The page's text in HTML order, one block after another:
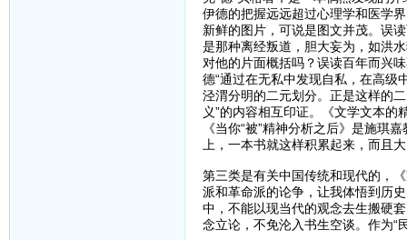
伊德的把握远远超过心理学和医学
新鲜的图片，可说是图文并茂。误
是那种离经叛道，胆大妄为，如洪
对他的片面概括吗？误读百年而兴
德“通过在无私中发现自私，在高级
泾渭分明的二元划分。正是这样的
义”的内容相互印证。《文学文本
《当你“被”精神分析之后》是施琪
上，一本书就这样积累起来，而且
第三类是有关中国传统和现代的，
派和革命派的论争，让我体悟到历
中，不能以现当代的观念去生搬硬
念立论，不免沦入书生空谈。作为“